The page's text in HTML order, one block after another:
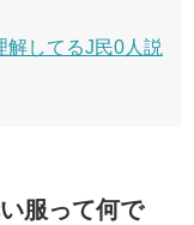
解してるJ民0人説
服って何で